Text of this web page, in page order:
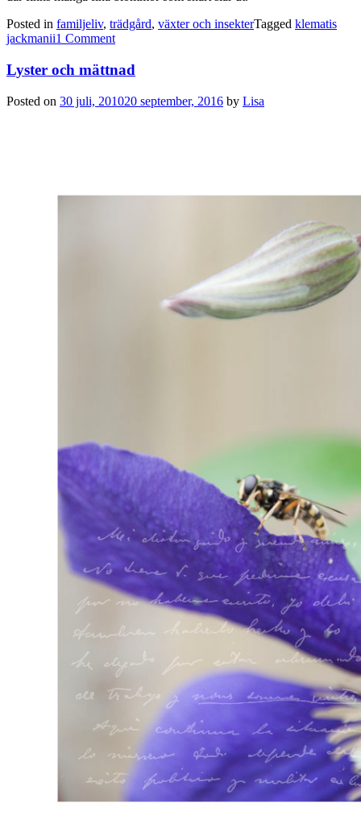
Posted in familjeliv, trädgård, växter och insekterTagged klematis
jackmanii1 Comment
Lyster och mättnad
Posted on 30 juli, 201020 september, 2016 by Lisa